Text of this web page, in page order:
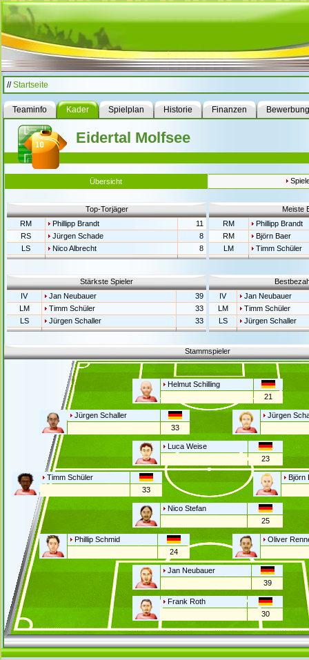
//Startseite
Teaminfo Kader Spielplan Historie Finanzen Bewerbung
Eidertal Molfsee
Übersicht
Top-Torjäger
RM
Phillipp Brandt
11
RS
Jürgen Schade
8
LS
Nico Albrecht 8
Meiste
RM
Phillipp Brandt
RM
Björn Baer
LM
Timm Schüler
Stärkste Spieler
IV
Jan Neubauer
39
LM
Timm Schüler
33
LS
Jürgen Schaller 33
IV
Jan Neubauer
LM
Timm Schüler
LS
Jürgen Schaller
Stammspieler
Jan Neubauer
39
Oliver
Luca Weise
23
Phillip Schmid
24
Jürgen Schaller
33
Helmut Schilling
21
Björn
Timm Schüler
33
Nico Stefan
25
Jürgen
Frank Roth
30